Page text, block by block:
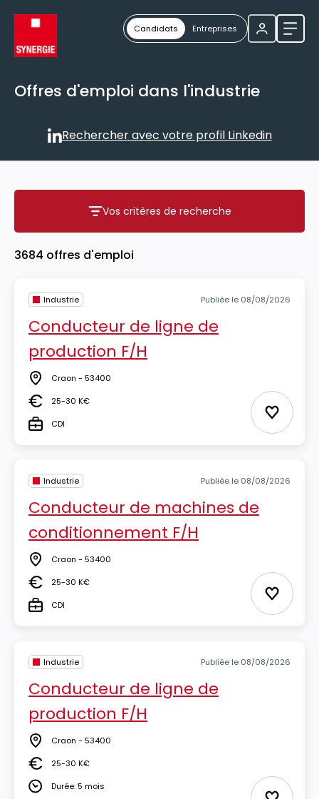
Candidats Entreprises
Offres d'emploi dans l'industrie
Rechercher avec votre
Rechercher avec votre profil Linkedin
Vos critères de recherche
Vos critères de recherche
3684 offres d'emploi
Industrie Publiée le 08/08/2026
Conducteur de ligne de
production F/H
Lieu Craon - 53400
Salaire25-30 K€
TypeCDI Ajouter
Industrie Publiée le 08/08/2026
Conducteur de machines de
conditionnement F/H
Lieu Craon - 53400
Salaire25-30 K€
TypeCDI Ajouter
Industrie Publiée le 08/08/2026
Conducteur de ligne de
production F/H
Lieu Craon - 53400
Salaire25-30 K€
DuréeDurée: 5 mois